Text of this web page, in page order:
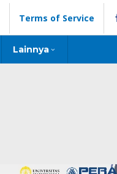
Terms of Service
Lainnya